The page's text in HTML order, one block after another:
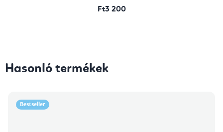
Ft3 200
Hasonló termékek
Bestseller